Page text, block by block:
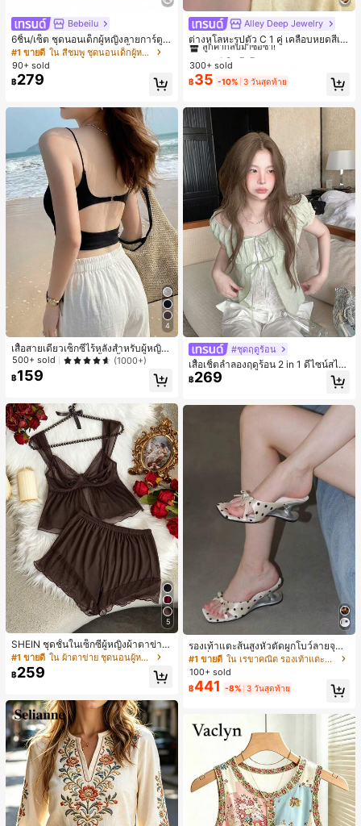
Bebeilu
6ชิ้น/เซ็ต ชุดนอนเด็กผู้หญิงลายการ์ตูน
หมีและดอกไม้ คอกลม แขนสั้น กางเกง
ขาสั้น ขอบระบาย สวมใส่สบาย
#1 ขายดี
ใน สีชมพู ชุดนอนเด็กผู้หญิง
90+ sold
฿279
4
เสื้อสายเดี่ยวเซ็กซี่ไร้หลังสำหรับผู้หญิง
พร้อมบราแบบมีฟองน้ำ, เสื้อกล้ามแขน
กุด, เสื้อลำลองสีดำสำหรับฤดูร้อน
500+ sold (1000+)
฿159
5
SHEIN ชุดชั้นในเซ็กซี่ผู้หญิงผ้าตาข่าย
มีโครงคัพบาง
#1 ขายดี ใน ผ้าตาข่าย ชุดนอนผู้หญิง
฿259
Alley Deep Jewelry
ต่างหูโลหะรูปตัว C 1 คู่ เคลือบหยดสีเห
ลือง ลายจุดสีน้ำเงิน สไตล์ยุโรปและอเม
ริกัน แฟชั่นส่วนตัว หวานและสง่างาม
สำหรับผู้หญิงและเด็กหญิง สำหรับการเ
ดินทาง งานแต่งงาน ปาร์ตี้ วันเกิด ของ
#1 ขายดี ใน โบโฮ ต่างหูผู้หญิง
ลูกค้ากลับมาซื้อซ้ำ!
เกือบหมดแล้ว!
#1 ขายดี ใน โบโฮ ต่างหูผู้หญิง
ลูกค้ากลับมาซื้อซ้ำ!
เกือบหมดแล้ว!
#1 ขายดี ใน โบโฮ ต่างหูผู้หญิง
ลูกค้ากลับมาซื้อซ้ำ!
เกือบหมดแล้ว!
#1 ขายดี ใน โบโฮ ต่างหูผู้หญิง
เกือบหมดแล้ว!
300+ sold
฿35 -10% 3 วันสุดท้าย
#ชุดฤดูร้อน
เสื้อเชิ้ตลำลองฤดูร้อน 2 in 1 ดีไซน์สไต
ล์เกาหลี แต่งลูกไม้ต่อผ้า
฿269
รองเท้าแตะส้นสูงหัวตัดผูกโบว์ลายจุดส
ายเดี่ยวส้นไม่สมมาตรสำหรับผู้หญิง, รอ
งเท้าแตะส้นสูงหนังเทียมสีขาวหรูหรา
สำหรับฤดูร้อน
#1 ขายดี
ใน เรขาคณิต รองเท้าแตะส้นสูงผู้หญิง
100+ sold
฿441 -8% 3 วันสุดท้าย